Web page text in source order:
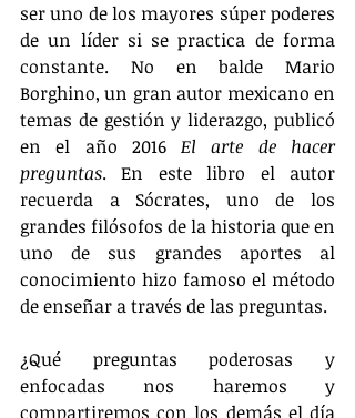
ser uno de los mayores súper poderes
de un líder si se practica de forma
constante. No en balde Mario
Borghino, un gran autor mexicano en
temas de gestión y liderazgo, publicó
en el año 2016 El arte de hacer
preguntas. En este libro el autor
recuerda a Sócrates, uno de los
grandes filósofos de la historia que en
uno de sus grandes aportes al
conocimiento hizo famoso el método
de enseñar a través de las preguntas.
¿Qué preguntas poderosas y
enfocadas nos haremos y
compartiremos con los demás el día